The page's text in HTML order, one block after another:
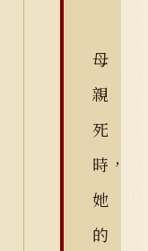
母
親
死
時，
她
的